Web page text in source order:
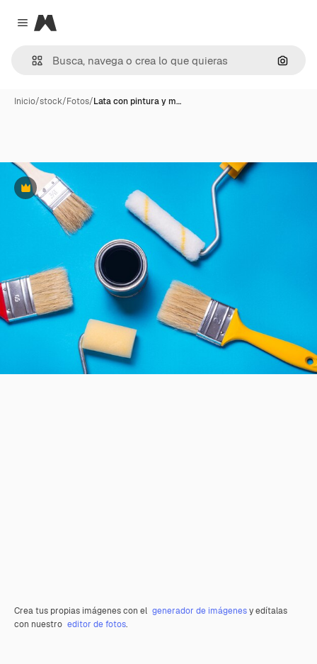
Close menu
Magnific
Inicio/stock/Fotos/Lata con pintura y m…
Premium
Crea tus propias imágenes con el generador de imágenesy edítalas
con nuestro editor de fotos.